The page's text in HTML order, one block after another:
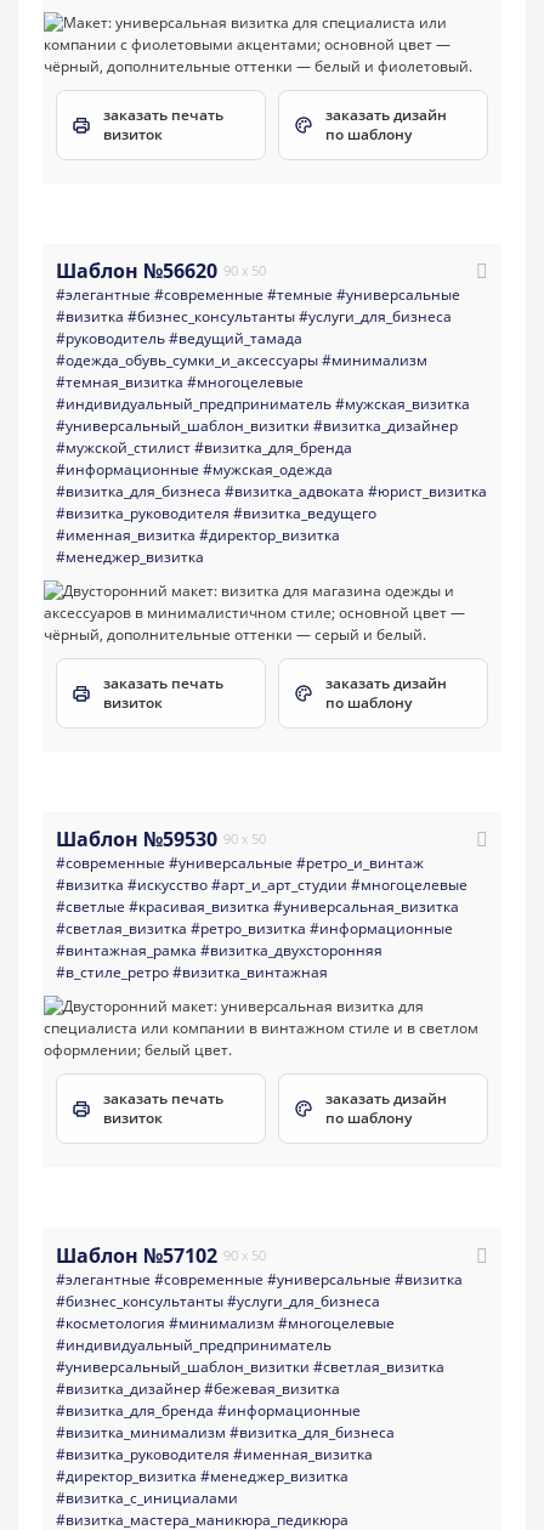
заказать печать
визиток
заказать дизайн
по шаблону
Шаблон №56620 90 x 50
#элегантные #современные #темные #универсальные
#визитка #бизнес_консультанты#услуги_для_бизнеса
#руководитель#ведущий_тамада
#одежда_обувь_сумки_и_аксессуары#минимализм
#темная_визитка #многоцелевые
#индивидуальный_предприниматель#мужская_визитка
#универсальный_шаблон_визитки #визитка_дизайнер
#мужской_стилист#визитка_для_бренда
#информационные #мужская_одежда
#визитка_для_бизнеса #визитка_адвоката #юрист_визитка
#визитка_руководителя #визитка_ведущего
#именная_визитка #директор_визитка
#менеджер_визитка
заказать печать
визиток
заказать дизайн
по шаблону
Шаблон №59530 90 x 50
#современные #универсальные #ретро_и_винтаж
#визитка #искусство#арт_и_арт_студии #многоцелевые
#светлые #красивая_визитка #универсальная_визитка
#светлая_визитка #ретро_визитка #информационные
#винтажная_рамка #визитка_двухсторонняя
#в_стиле_ретро#визитка_винтажная
заказать печать
визиток
заказать дизайн
по шаблону
Шаблон №57102 90 x 50
#элегантные #современные #универсальные #визитка
#бизнес_консультанты#услуги_для_бизнеса
#косметология #минимализм #многоцелевые
#индивидуальный_предприниматель
#универсальный_шаблон_визитки #светлая_визитка
#визитка_дизайнер#бежевая_визитка
#визитка_для_бренда #информационные
#визитка_минимализм #визитка_для_бизнеса
#визитка_руководителя #именная_визитка
#директор_визитка #менеджер_визитка
#визитка_с_инициалами
#визитка_мастера_маникюра_педикюра